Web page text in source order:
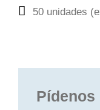
50 unidades
Pídenos